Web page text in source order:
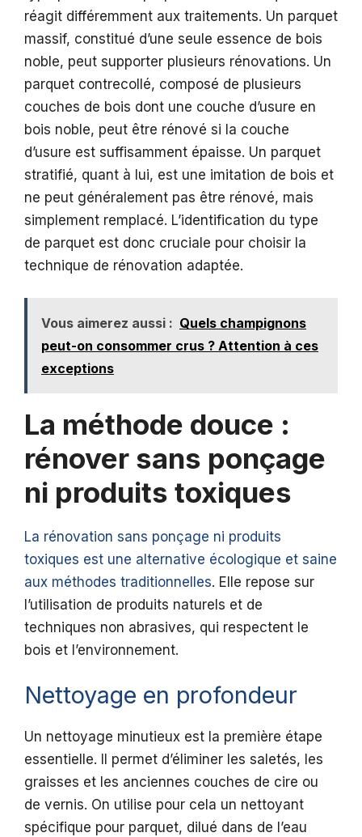
réagit différemment aux traitements. Un parquet
massif, constitué d’une seule essence de bois
noble, peut supporter plusieurs rénovations. Un
parquet contrecollé, composé de plusieurs
couches de bois dont une couche d’usure en
bois noble, peut être rénové si la couche
d’usure est suffisamment épaisse. Un parquet
stratifié, quant à lui, est une imitation de bois et
ne peut généralement pas être rénové, mais
simplement remplacé. L’identification du type
de parquet est donc cruciale pour choisir la
technique de rénovation adaptée.
Vous aimerez aussi : Quels champignons
peut-on consommer crus ? Attention à ces
exceptions
La méthode douce :
rénover sans ponçage
ni produits toxiques
La rénovation sans ponçage ni produits
toxiques est une alternative écologique et saine
aux méthodes traditionnelles. Elle repose sur
l’utilisation de produits naturels et de
techniques non abrasives, qui respectent le
bois et l’environnement.
Nettoyage en profondeur
Un nettoyage minutieux est la première étape
essentielle. Il permet d’éliminer les saletés, les
graisses et les anciennes couches de cire ou
de vernis. On utilise pour cela un nettoyant
spécifique pour parquet, dilué dans de l’eau